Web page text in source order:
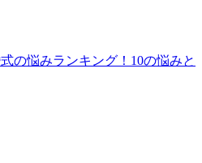
式の悩みランキング！10の悩みと